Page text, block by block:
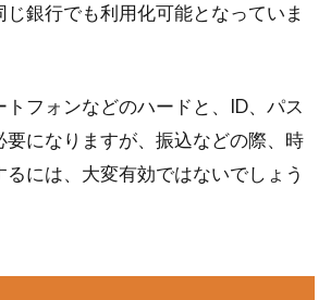
じ銀行でも利用化可能となっていま
フォンなどのハードと、ID、パス
要になりますが、振込などの際、時
には、大変有効ではないでしょう